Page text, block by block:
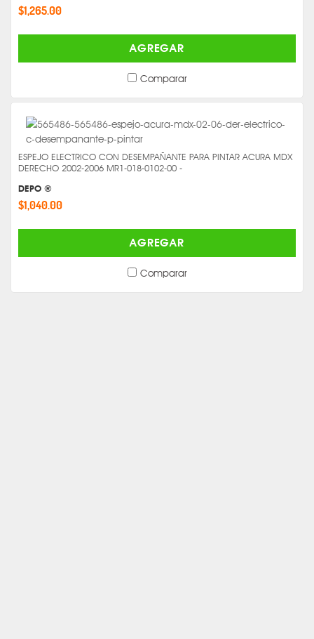
$1,265.00
AGREGAR
Comparar
ESPEJO ELECTRICO CON DESEMPAÑANTE PARA PINTAR ACURA MDX
DERECHO 2002-2006 MR1-018-0102-00 -
DEPO ®
$1,040.00
AGREGAR
Comparar